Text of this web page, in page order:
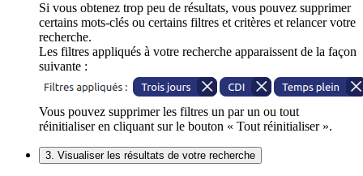
Si vous obtenez trop peu de résultats, vous pouvez supprimer
certains mots-clés ou certains filtres et critères et relancer votre
recherche.
Les filtres appliqués à votre recherche apparaissent de la façon
suivante :
Vous pouvez supprimer les filtres un par un ou tout
réinitialiser en cliquant sur le bouton « Tout réinitialiser ».
3. Visualiser les résultats de votre recherche